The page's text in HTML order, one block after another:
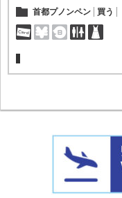
首都プノンペン 買う